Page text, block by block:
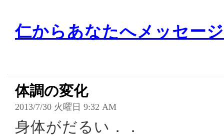
仁からあなたへメッセージ
体調の変化
2013/7/30 火曜日 9:32 AM
身体がだるい．．